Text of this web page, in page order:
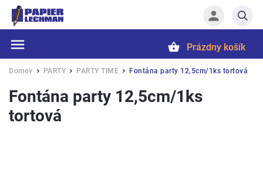
Prázdny košík
Domov / PARTY / PARTY TIME / Fontána party 12,5cm/1ks tortová
Fontána party 12,5cm/1ks
tortová